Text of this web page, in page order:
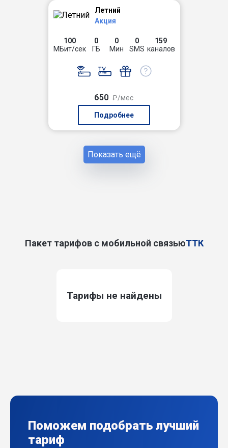
Летний
Акция
100
МБит/сек
0
ГБ
0
Мин
0
SMS
159
каналов
650 ₽/мес
Подробнее
Показать ещё
Пакет тарифов с мобильной связьюТТК
Тарифы не найдены
Поможем подобрать лучший
тариф